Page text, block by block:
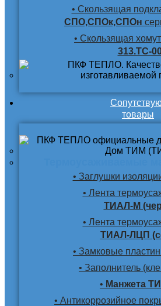
• Скользящая
СПО,СПОк,СПОн
• Скользящая
313.ТС-
товары
• Заглушки
• Лента
ТИАЛ-М
• Лента
ТИАЛ-ЛЦП
• Замковые
• Заполнитель
• Манжета
• Антикоррозийное